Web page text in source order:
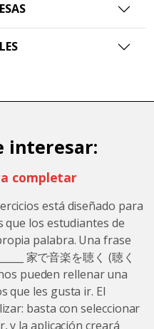
interesar:
completar
está diseñado para
que los estudiantes de
palabra. Una frase
家で音楽を聴く (聴く
pueden rellenar una
que les gusta ir. El
basta con seleccionar
y la aplicación creará